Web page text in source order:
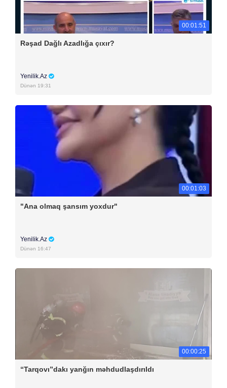
00:01:51
Rəşad Dağlı Azadlığa çıxır?
Yenilik.Az
Dünən 19:31
00:01:03
"Ana olmaq şansım yoxdur"
Yenilik.Az
Dünən 16:47
00:00:25
“Tarqovı”dakı yanğın məhdudlaşdırıldı